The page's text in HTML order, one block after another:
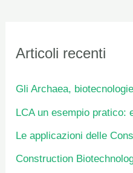
Articoli recenti
Gli Archaea,
LCA un esempio pratico:
Le applicazioni delle
Construction